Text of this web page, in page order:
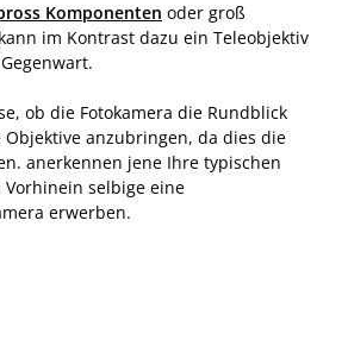
Komponenten oder groß
im Kontrast dazu ein Teleobjektiv
ob die Fotokamera die Rundblick
anzubringen, da dies die
anerkennen jene Ihre typischen
selbige eine
erwerben.